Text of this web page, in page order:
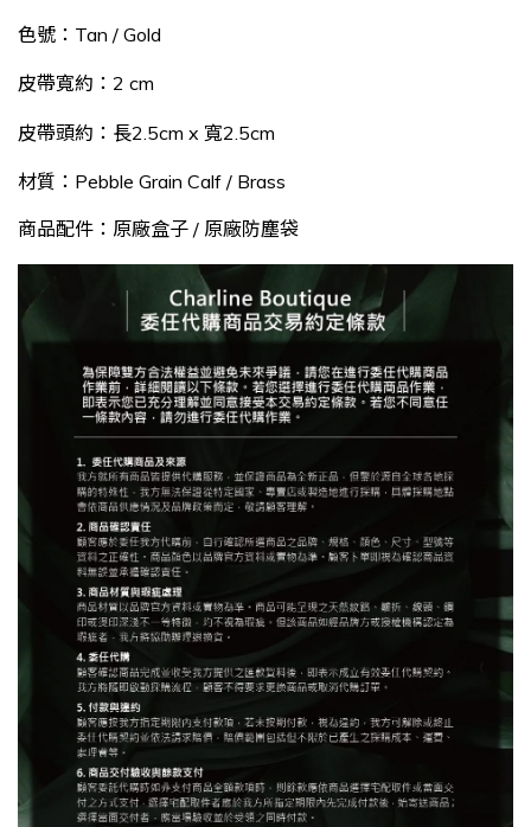
色號：Tan / Gold
皮帶寬約： 2 cm
皮帶頭約：長2.5cm x 寬2.5cm
材質：Pebble Grain Calf / Brass
商品配件：原廠盒子 / 原廠防塵袋